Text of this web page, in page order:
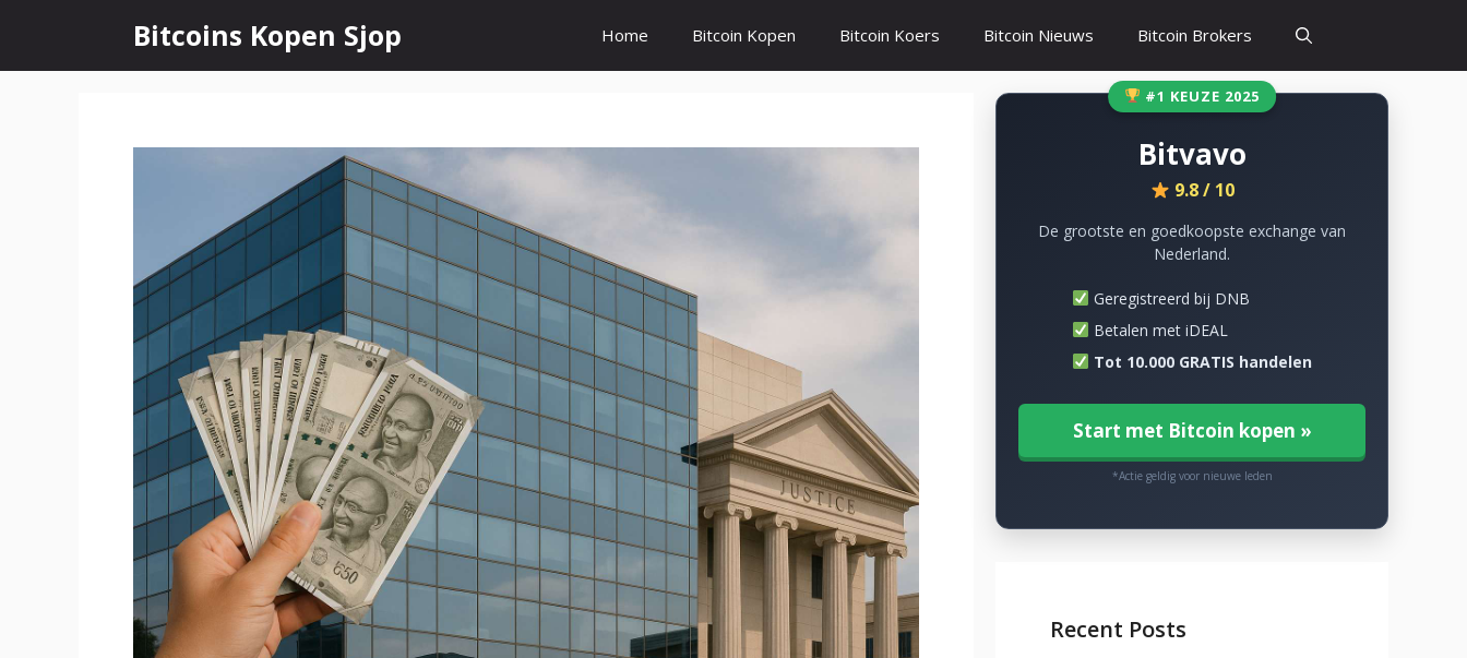
de
Bitcoins Kopen Sjop Home Bitcoin Kopen Bitcoin Koers Bitcoin Nieuws Bitcoin Brokers
#1 KEUZE 2025
Bitvavo
9.8 / 10
De grootste en goedkoopste exchange van
Nederland.
Geregistreerd bij DNB
Betalen met iDEAL
Tot 10.000 GRATIS handelen
Start met Bitcoin kopen »
*Actie geldig voor nieuwe leden
Recent Posts